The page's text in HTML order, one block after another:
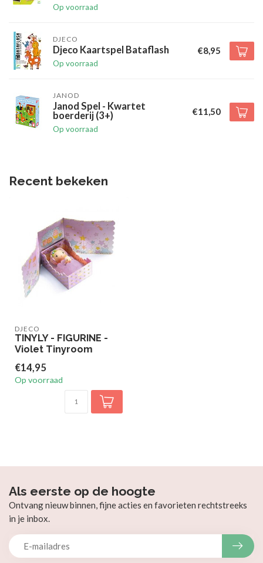
Op voorraad
DJECO
Djeco Kaartspel Bataflash
Op voorraad
€8,95
JANOD
Janod Spel - Kwartet
boerderij (3+)
Op voorraad
€11,50
Recent bekeken
DJECO
TINYLY - FIGURINE -
Violet Tinyroom
€14,95
Op voorraad
Als eerste op de hoogte
Ontvang nieuw binnen, fijne acties en favorieten rechtstreeks
in je inbox.